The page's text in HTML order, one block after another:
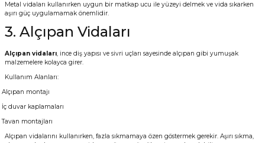
Metal vidaları kullanırken uygun bir matkap ucu ile yüzeyi delmek ve vida sıkarken
aşırı güç uygulamamak önemlidir.
3. Alçıpan Vidaları
Alçıpan vidaları, ince diş yapısı ve sivri uçları sayesinde alçıpan gibi yumuşak
malzemelere kolayca girer.
Kullanım Alanları:
Alçıpan montajı
İç duvar kaplamaları
Tavan montajları
Alçıpan vidalarını kullanırken, fazla sıkmamaya özen göstermek gerekir. Aşırı sıkma,